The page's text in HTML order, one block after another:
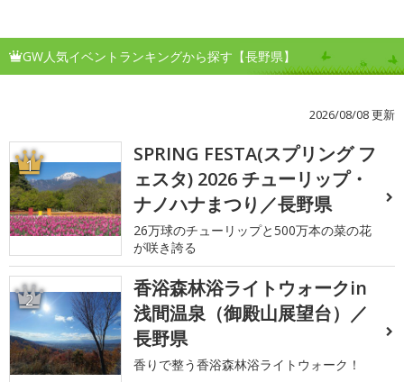
GW人気イベントランキングから探す【長野県】
2026/08/08 更新
1
SPRING FESTA(スプリング フ
ェスタ) 2026 チューリップ・
ナノハナまつり／長野県
26万球のチューリップと500万本の菜の花
が咲き誇る
2
香浴森林浴ライトウォークin
浅間温泉（御殿山展望台）／
長野県
香りで整う香浴森林浴ライトウォーク！